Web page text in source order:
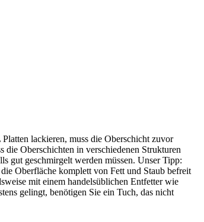
lackieren, muss die Oberschicht zuvor
Oberschichten in verschiedenen Strukturen
gut geschmirgelt werden müssen. Unser Tipp:
Oberfläche komplett von Fett und Staub befreit
mit einem handelsüblichen Entfetter wie
gelingt, benötigen Sie ein Tuch, das nicht